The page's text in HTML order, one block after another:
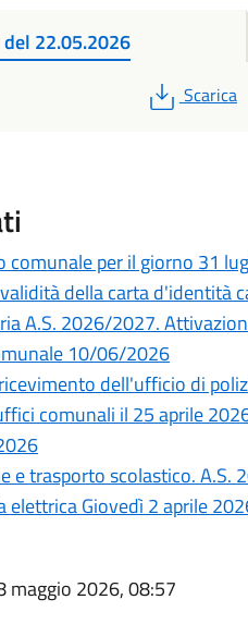
22.05.2026
PDF
Scarica
comunale per il giorno 31
della carta d'identità
A.S. 2026/2027.
10/06/2026
dell'ufficio di
comunali il 25 aprile
e trasporto scolastico. A.S.
Giovedì 2 aprile
maggio 2026, 08:57